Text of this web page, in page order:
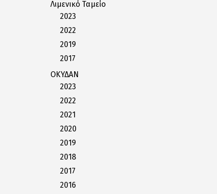
Λιμενικό Ταμείο
2023
2022
2019
2017
ΟΚΥΔΑΝ
2023
2022
2021
2020
2019
2018
2017
2016